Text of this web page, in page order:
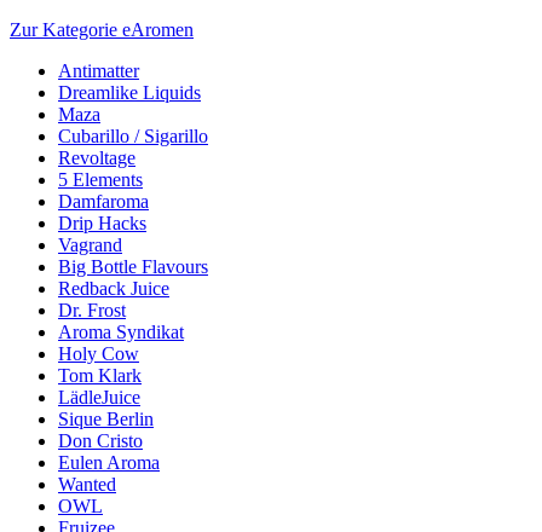
Zur Kategorie eAromen
Antimatter
Dreamlike Liquids
Maza
Cubarillo / Sigarillo
Revoltage
5 Elements
Damfaroma
Drip Hacks
Vagrand
Big Bottle Flavours
Redback Juice
Dr. Frost
Aroma Syndikat
Holy Cow
Tom Klark
LädleJuice
Sique Berlin
Don Cristo
Eulen Aroma
Wanted
OWL
Fruizee